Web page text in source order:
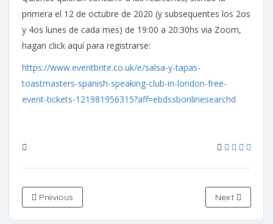
primera el 12 de octubre de 2020 (y subsequentes los 2os
y 4os lunes de cada mes) de 19:00 a 20:30hs via Zoom,
hagan click aquí para registrarse:
https://www.eventbrite.co.uk/e/salsa-y-tapas-
toastmasters-spanish-speaking-club-in-london-free-
event-tickets-121981956315?aff=ebdssbonlinesearchd
Previous Next